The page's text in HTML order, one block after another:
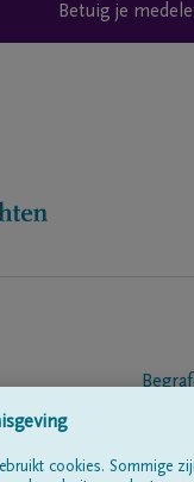
Betuig je
cookies. Sommige